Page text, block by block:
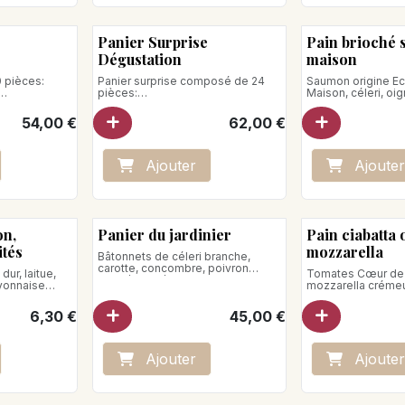
pièces:
54,00€
Panier Surprise
Dégustation
Panier surprise composé de 24
pièces:
- Brochette de tomates,
mozzarella, basilic, huile d'olive
- Burger vitello tonnato, parmesan,
salade, câpres
- Wraps poulet fumé, sauce
chipotles, tomme fumée, pickels
oignon
- Club jambon de pays, pesto
- Brioche aubergine ail noir, feta,
- Pain bretzel saumon
62,00€
Ajouter
Pain brioché
maison
Saumon origine
Maison, céleri,
Poids net : 160 g
Ajouter
laitue,
6,30€
Panier du jardinier
Bâtonnets de céleri branche,
carotte, concombre, poivron
jaune/rouge/vert, tomate cerise,
melon, pastèque, fraise
Sauce Chipotles, Houmous et
Gomasio
Taille unique 6 à 8 personnes
45,00€
Ajouter
Pain ciabatta
mozzarella
Tomates Cœur
mozzarella
verde, roquette,
parmesan.
Poids net: 340g
Ajouter